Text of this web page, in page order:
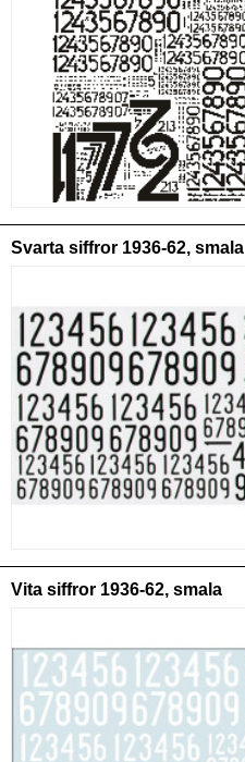
Svarta siffror 1936-62, smala
Vita siffror 1936-62, smala